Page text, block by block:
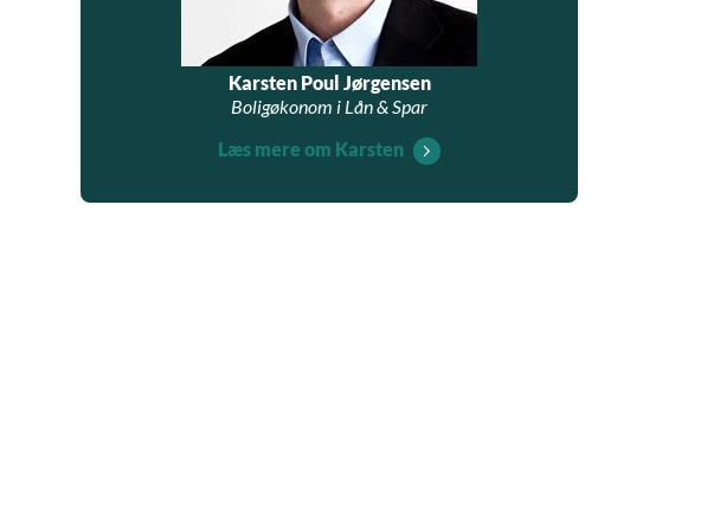
Karsten Poul Jørgensen
Boligøkonom i Lån & Spar
Læs mere om Karsten